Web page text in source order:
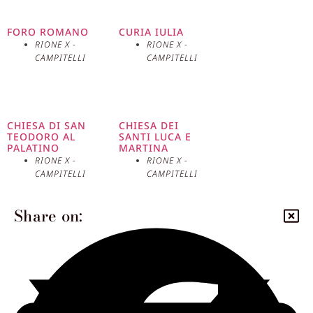
legato all’Arco di Tito riguarda la comunità ebraica di
Roma. Si dice che gli ebrei evitassero di passare sotto
l’arco per non onorare i loro antichi oppressori.
contempo, come ricordo della diaspora ebraica.
FORO ROMANO
RIONE X -
CAMPITELLI
CURIA IULIA
RIONE X -
CAMPITELLI
CHIESA DI SAN
TEODORO AL
PALATINO
RIONE X -
CAMPITELLI
CHIESA DEI
SANTI LUCA E
MARTINA
RIONE X -
CAMPITELLI
Share on: